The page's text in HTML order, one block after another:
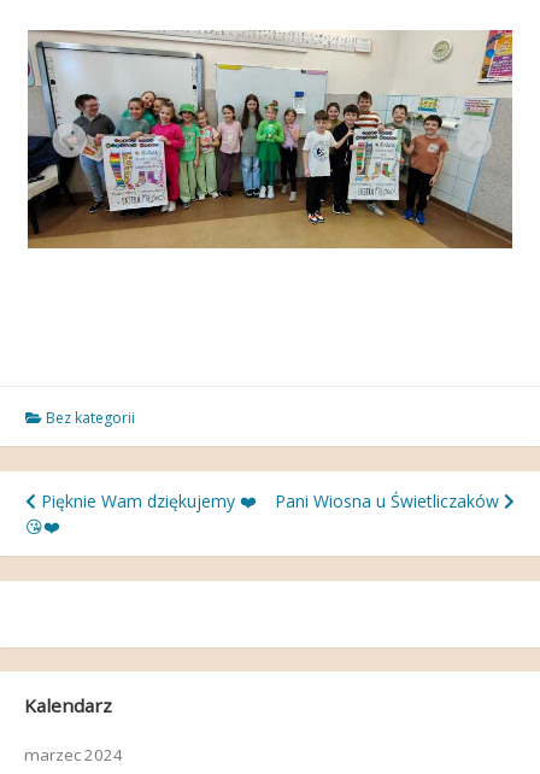
Bez kategorii
Nawigacja
wpisu
Pięknie Wam dziękujemy ❤️
😘❤️
Pani Wiosna u Świetliczaków
Kalendarz
marzec 2024